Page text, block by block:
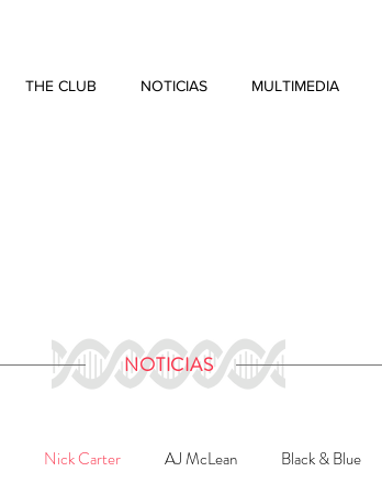
THE CLUB NOTICIAS MULTIMEDIA
NOTICIAS
Nick Carter AJ McLean Black & Blue